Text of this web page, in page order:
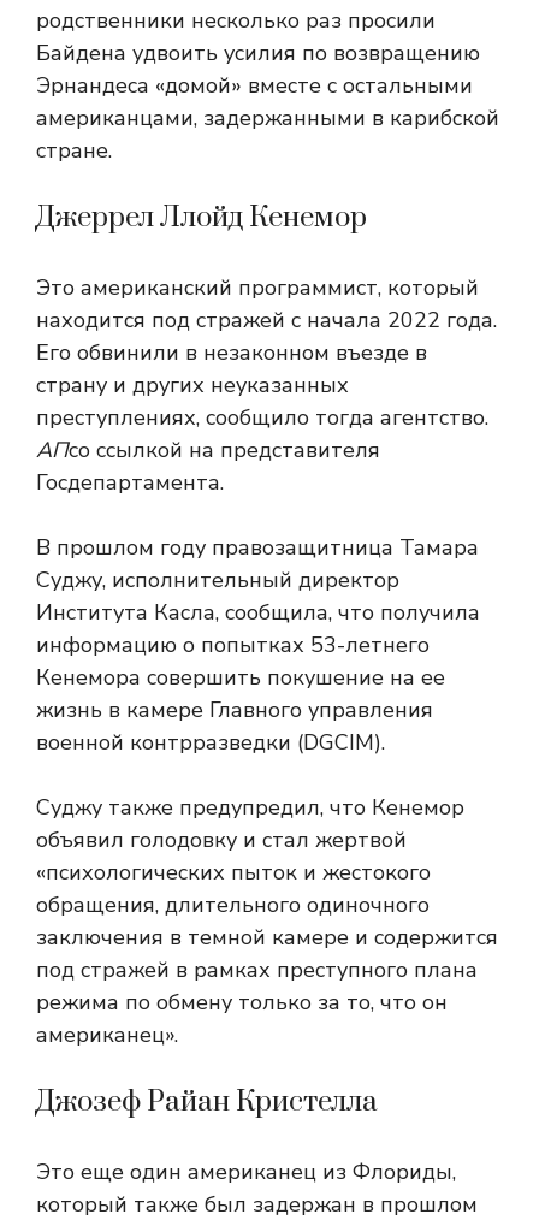
родственники несколько раз просили
Байдена удвоить усилия по возвращению
Эрнандеса «домой» вместе с остальными
американцами, задержанными в карибской
стране.
Джеррел Ллойд Кенемор
Это американский программист, который
находится под стражей с начала 2022 года.
Его обвинили в незаконном въезде в
страну и других неуказанных
преступлениях, сообщило тогда агентство.
АПсо ссылкой на представителя
Госдепартамента.
В прошлом году правозащитница Тамара
Суджу, исполнительный директор
Института Касла, сообщила, что получила
информацию о попытках 53-летнего
Кенемора совершить покушение на ее
жизнь в камере Главного управления
военной контрразведки (DGCIM).
Суджу также предупредил, что Кенемор
объявил голодовку и стал жертвой
«психологических пыток и жестокого
обращения, длительного одиночного
заключения в темной камере и содержится
под стражей в рамках преступного плана
режима по обмену только за то, что он
американец».
Джозеф Райан Кристелла
Это еще один американец из Флориды,
который также был задержан в прошлом